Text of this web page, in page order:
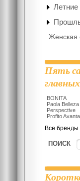
Летние
Женская
Пять
BONITA
Paola Belleza
Perspective
Profito
Все бренды
ПОИСК